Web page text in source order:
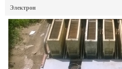
Электрон